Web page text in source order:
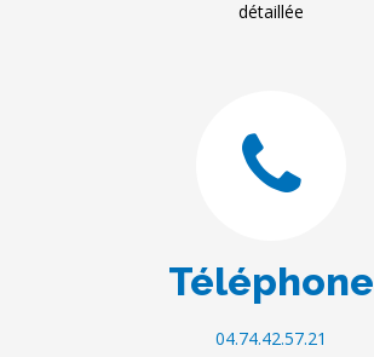
détaillée
Téléphone
04.74.42.57.21